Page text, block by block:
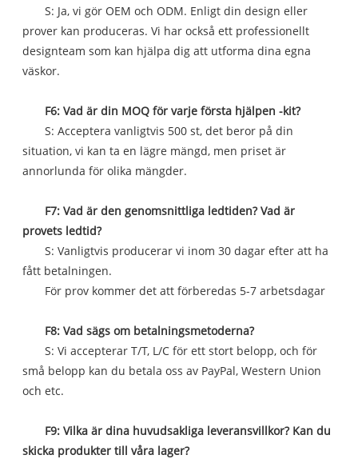
S: Ja, vi gör OEM och ODM. Enligt din design eller
prover kan produceras. Vi har också ett professionellt
designteam som kan hjälpa dig att utforma dina egna
väskor.
F6: Vad är din MOQ för varje första hjälpen -kit?
S: Acceptera vanligtvis 500 st, det beror på din
situation, vi kan ta en lägre mängd, men priset är
annorlunda för olika mängder.
F7: Vad är den genomsnittliga ledtiden? Vad är
provets ledtid?
S: Vanligtvis producerar vi inom 30 dagar efter att ha
fått betalningen.
För prov kommer det att förberedas 5-7 arbetsdagar
F8: Vad sägs om betalningsmetoderna?
S: Vi accepterar T/T, L/C för ett stort belopp, och för
små belopp kan du betala oss av PayPal, Western Union
och etc.
F9: Vilka är dina huvudsakliga leveransvillkor? Kan du
skicka produkter till våra lager?